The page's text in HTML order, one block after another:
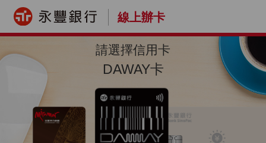
線上辦卡
請選擇信用卡
DAWAY卡